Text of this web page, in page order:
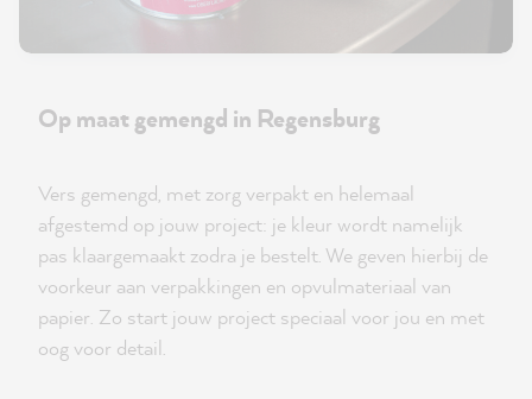
Op maat gemengd in Regensburg
Vers gemengd, met zorg verpakt en helemaal
afgestemd op jouw project: je kleur wordt namelijk
pas klaargemaakt zodra je bestelt. We geven hierbij de
voorkeur aan verpakkingen en opvulmateriaal van
papier. Zo start jouw project speciaal voor jou en met
oog voor detail.